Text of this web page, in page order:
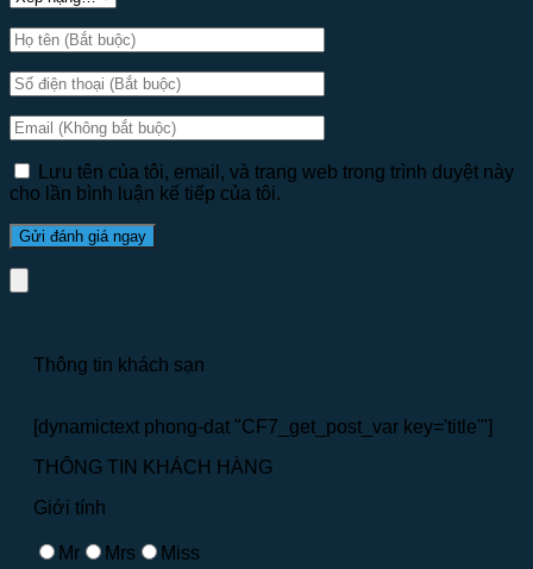
Lưu tên của tôi, email, và trang web trong trình duyệt này
cho lần bình luận kế tiếp của tôi.
Thông tin khách sạn
[dynamictext phong-dat "CF7_get_post_var key='title'"]
THÔNG TIN KHÁCH HÀNG
Giới tính
Mr Mrs
Miss